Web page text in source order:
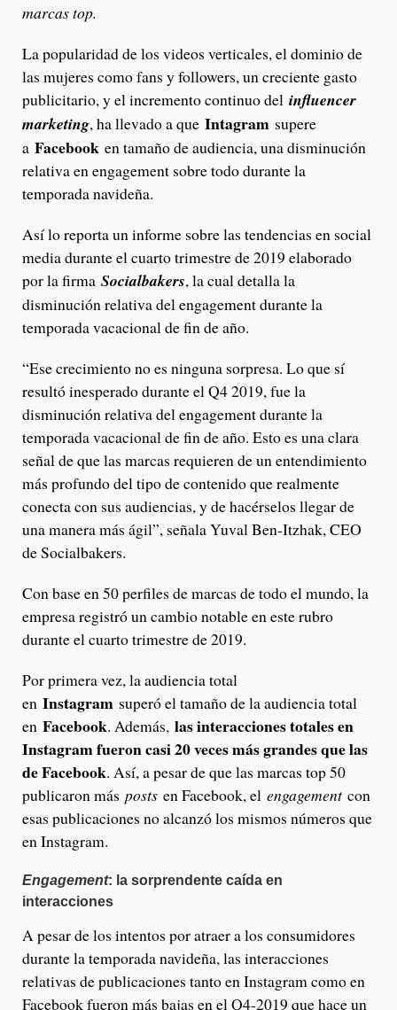
marcas top.
La popularidad de los videos verticales, el dominio de
las mujeres como fans y followers, un creciente gasto
publicitario, y el incremento continuo del influencer
marketing, ha llevado a que Intagram supere
a Facebook en tamaño de audiencia, una disminución
relativa en engagement sobre todo durante la
temporada navideña.
Así lo reporta un informe sobre las tendencias en social
media durante el cuarto trimestre de 2019 elaborado
por la firma Socialbakers, la cual detalla la
disminución relativa del engagement durante la
temporada vacacional de fin de año.
“Ese crecimiento no es ninguna sorpresa. Lo que sí
resultó inesperado durante el Q4 2019, fue la
disminución relativa del engagement durante la
temporada vacacional de fin de año. Esto es una clara
señal de que las marcas requieren de un entendimiento
más profundo del tipo de contenido que realmente
conecta con sus audiencias, y de hacérselos llegar de
una manera más ágil”, señala Yuval Ben-Itzhak, CEO
de Socialbakers.
Con base en 50 perfiles de marcas de todo el mundo, la
empresa registró un cambio notable en este rubro
durante el cuarto trimestre de 2019.
Por primera vez, la audiencia total
en Instagram superó el tamaño de la audiencia total
en Facebook. Además, las interacciones totales en
Instagram fueron casi 20 veces más grandes que las
de Facebook. Así, a pesar de que las marcas top 50
publicaron más posts en Facebook, el engagement con
esas publicaciones no alcanzó los mismos números que
en Instagram.
Engagement: la sorprendente caída en
interacciones
A pesar de los intentos por atraer a los consumidores
durante la temporada navideña, las interacciones
relativas de publicaciones tanto en Instagram como en
Facebook fueron más bajas en el Q4-2019 que hace un